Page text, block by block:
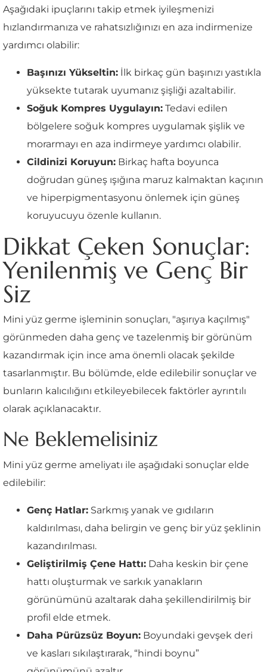
Aşağıdaki ipuçlarını takip etmek iyileşmenizi
hızlandırmanıza ve rahatsızlığınızı en aza indirmenize
yardımcı olabilir:
Başınızı Yükseltin: İlk birkaç gün başınızı yastıkla
yüksekte tutarak uyumanız şişliği azaltabilir.
Soğuk Kompres Uygulayın: Tedavi edilen
bölgelere soğuk kompres uygulamak şişlik ve
morarmayı en aza indirmeye yardımcı olabilir.
Cildinizi Koruyun: Birkaç hafta boyunca
doğrudan güneş ışığına maruz kalmaktan kaçının
ve hiperpigmentasyonu önlemek için güneş
koruyucuyu özenle kullanın.
Dikkat Çeken Sonuçlar:
Yenilenmiş ve Genç Bir
Siz
Mini yüz germe işleminin sonuçları, "aşırıya kaçılmış"
görünmeden daha genç ve tazelenmiş bir görünüm
kazandırmak için ince ama önemli olacak şekilde
tasarlanmıştır. Bu bölümde, elde edilebilir sonuçlar ve
bunların kalıcılığını etkileyebilecek faktörler ayrıntılı
olarak açıklanacaktır.
Ne Beklemelisiniz
Mini yüz germe ameliyatı ile aşağıdaki sonuçlar elde
edilebilir:
Genç Hatlar: Sarkmış yanak ve gıdıların
kaldırılması, daha belirgin ve genç bir yüz şeklinin
kazandırılması.
Geliştirilmiş Çene Hattı: Daha keskin bir çene
hattı oluşturmak ve sarkık yanakların
görünümünü azaltarak daha şekillendirilmiş bir
profil elde etmek.
Daha Pürüzsüz Boyun: Boyundaki gevşek deri
ve kasları sıkılaştırarak, “hindi boynu”